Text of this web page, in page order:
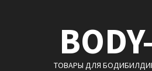
ТОВАРЫ ДЛЯ